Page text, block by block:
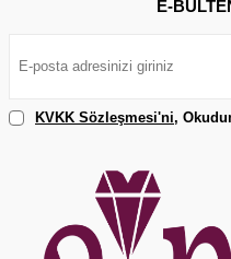
E-
KVKK Sözleşmesi'ni,